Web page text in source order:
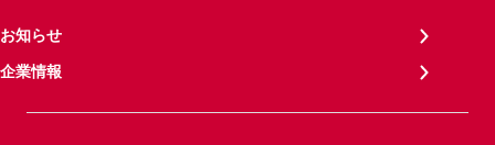
お知らせ
企業情報